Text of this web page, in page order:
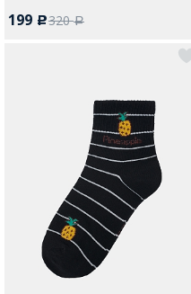
199 c320a